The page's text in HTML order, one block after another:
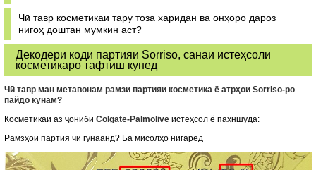
Чӣ тавр косметикаи тару тоза харидан ва онҳоро дароз
нигоҳ доштан мумкин аст?
Декодери коди партияи Sorriso, санаи истеҳсоли
косметикаро тафтиш кунед
Чӣ тавр ман метавонам рамзи партияи косметика ё атрҳои Sorriso-ро
пайдо кунам?
Косметикаи аз ҷониби Colgate-Palmolive истеҳсол ё паҳншуда:
Рамзҳои партия чӣ гунаанд? Ба мисолҳо нигаред